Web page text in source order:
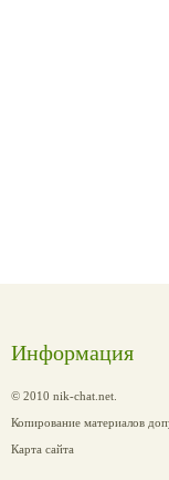
Информация
© 2010 nik-chat.net.
Копирование материалов
Карта сайта